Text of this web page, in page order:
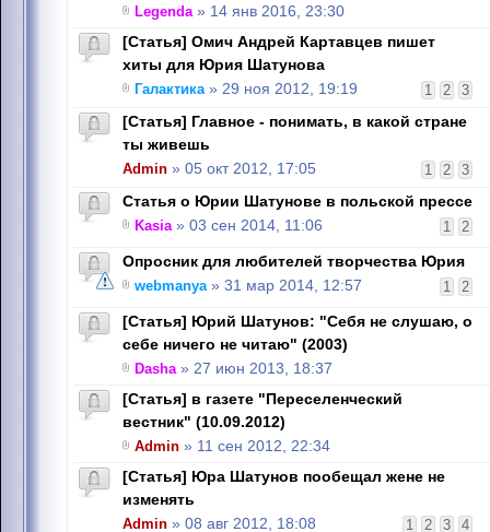
Legenda» 14 янв 2016, 23:30
[Статья] Омич Андрей Картавцев пишет
хиты для Юрия Шатунова
1 2 3
Галактика» 29 ноя 2012, 19:19
[Статья] Главное - понимать, в какой стране
ты живешь
1 2 3
Admin » 05 окт 2012, 17:05
Статья о Юрии Шатунове в польской прессе
1 2
Kasia» 03 сен 2014, 11:06
Опросник для любителей творчества Юрия
1 2
webmanya» 31 мар 2014, 12:57
[Статья] Юрий Шатунов: "Себя не слушаю, о
себе ничего не читаю" (2003)
Dasha» 27 июн 2013, 18:37
[Статья] в газете "Переселенческий
вестник" (10.09.2012)
Admin » 11 сен 2012, 22:34
[Статья] Юра Шатунов пообещал жене не
изменять
1 2 3 4
Admin » 08 авг 2012, 18:08